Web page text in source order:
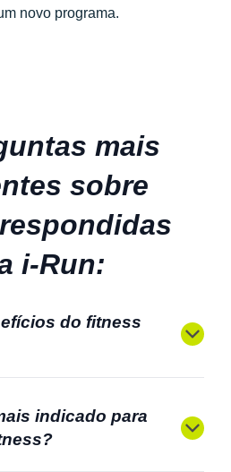
novo programa.
mais
sobre
i-Run:
do fitness
indicado para